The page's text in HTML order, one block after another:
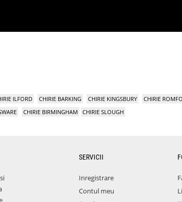
ILFORD CHIRIE BARKING CHIRIE KINGSBURY CHIRIE
CHIRIE BIRMINGHAM CHIRIE SLOUGH
SERVICII
Inregistrare
Contul meu